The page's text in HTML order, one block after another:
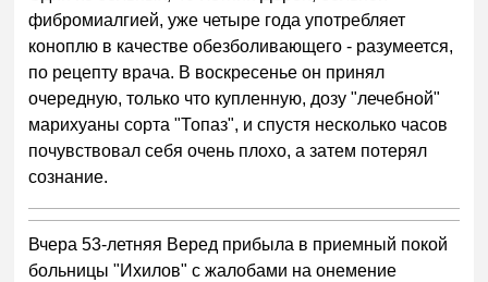
фибромиалгией, уже четыре года употребляет
коноплю в качестве обезболивающего - разумеется,
по рецепту врача. В воскресенье он принял
очередную, только что купленную, дозу "лечебной"
марихуаны сорта "Топаз", и спустя несколько часов
почувствовал себя очень плохо, а затем потерял
сознание.
Вчера 53-летняя Веред прибыла в приемный покой
больницы "Ихилов" с жалобами на онемение